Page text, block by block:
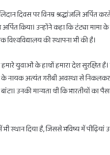
दिवस पर विनम्र श्रद्धांजलि अर्पित
किया। उन्होंने कहा कि टंट्या मामा
की स्थापना भी की है।
युवाओं के हाथों हमारा देश सुरक्षित
के नायक अत्यंत गरीबी अवस्था से
उनकी मान्यता थी कि भारतीयों का
स्थान दिया है, जिससे भविष्य में पीढ़ियां
के
लिए
मिलेगा
घंटा
का
ही
February 28, 2025
होलिका दहन के लिए मिलेगा